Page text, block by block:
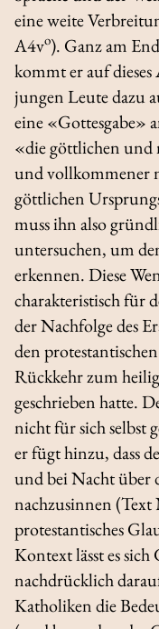
eine weite
A4vo). Ganz am
kommt er auf
jungen Leute dazu
eine «Gottesgabe»
«die göttlichen und
und vollkommener
göttlichen
muss ihn also
untersuchen, um
erkennen. Diese
charakteristisch für
der Nachfolge des
den
Rückkehr zum
geschrieben hatte.
nicht für sich selbst
er fügt hinzu, dass
und bei Nacht über
nachzusinnen (Text
protestantisches
Kontext lässt es
nachdrücklich
Katholiken die